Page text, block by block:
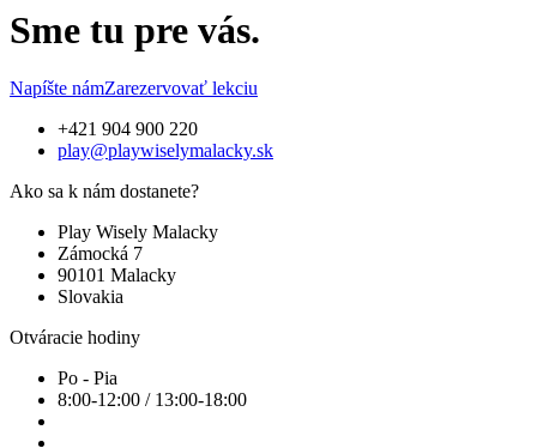
Sme tu pre vás.
Napíšte námZarezervovať lekciu
+421 904 900 220
play@playwiselymalacky.sk
Ako sa k nám dostanete?
Play Wisely Malacky
Zámocká 7
90101 Malacky
Slovakia
Otváracie hodiny
Po - Pia
8:00-12:00 / 13:00-18:00